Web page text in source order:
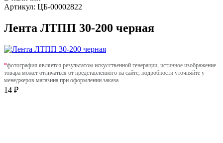
Артикул: ЦБ-00002822
Лента ЛТПП 30-200 черная
*фотография является результатом искусственной генерации, истинное изображение
товара может отличаться от представленного на сайте, подробности уточняйте у
менеджеров магазина при оформлении заказа.
14 ₽